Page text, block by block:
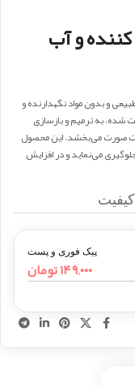
و آب
و بدون مواد نگهدارنده و
شده، به ترمیم و بازسازی
صورت می‌بخشد. این محصول
می‌نماید و در افزایش
پیک فوری و پست
۱۴۹,۰۰۰تومان